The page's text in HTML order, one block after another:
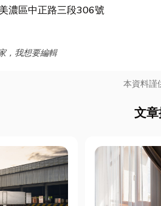
濃區中正路三段306號
，我想要編輯
本資料謹
文